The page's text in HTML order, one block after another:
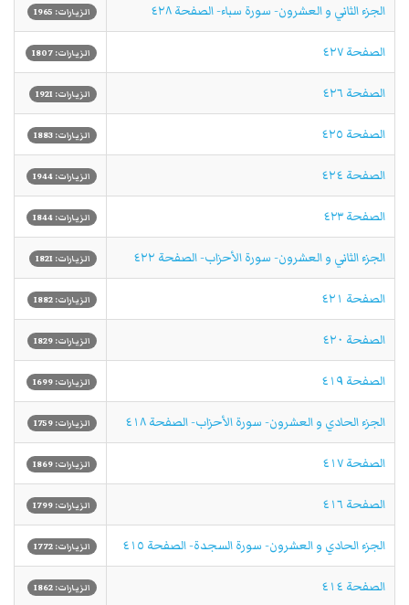
الجزء الثاني و العشرون- سورة سباء- الصفحة ٤٢٨ الزيارات: 1965
الصفحة ٤٢٧ الزيارات: 1807
الصفحة ٤٢٦ الزيارات: 1921
الصفحة ٤٢٥ الزيارات: 1883
الصفحة ٤٢٤ الزيارات: 1944
الصفحة ٤٢٣ الزيارات: 1844
الجزء الثاني و العشرون- سورة الأحزاب- الصفحة ٤٢٢ الزيارات: 1821
الصفحة ٤٢١ الزيارات: 1882
الصفحة ٤٢٠ الزيارات: 1829
الصفحة ٤١٩ الزيارات: 1699
الجزء الحادي و العشرون- سورة الأحزاب- الصفحة ٤١٨ الزيارات: 1759
الصفحة ٤١٧ الزيارات: 1869
الصفحة ٤١٦ الزيارات: 1799
الجزء الحادي و العشرون- سورة السجدة- الصفحة ٤١٥ الزيارات: 1772
الصفحة ٤١٤ الزيارات: 1862